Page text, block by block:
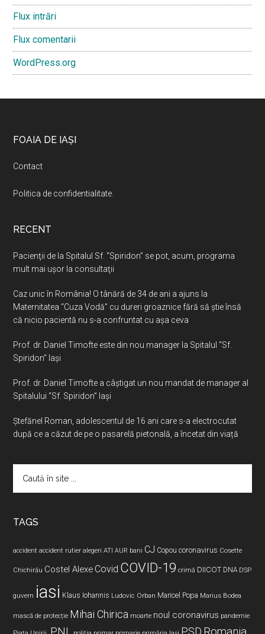
Flux intrări
Flux comentarii
WordPress.org
Footer
FOAIA DE IAȘI
Contact
Politica de confidentialitate
RECENT
Pacienţii de la Spitalul Sf. “Spiridon” se pot, acum, programa
mult mai uşor la consultaţii
Caz unic în România! O tânără de 34 de ani a ajuns la
Maternitatea “Cuza Vodă” cu dureri groaznice fără să ştie însă
că nicio pacientă nu s-a confruntat cu așa ceva
Prof. dr. Daniel Timofte este din nou manager la Spitalul “Sf.
Spiridon” Iaşi
Prof. dr. Daniel Timofte a câștigat un nou mandat de manager al
Spitalului “Sf. Spiridon” Iași
Ştefănel Roman, adolescentul de 16 ani care s-a electrocutat
după ce a căzut de pe o pasarelă pietonală, a încetat din viață
TAGS
accident accident rutier alegeri ATI AUR bani CJ Copou coronavirus Cosette
Chichirău Costel Alexe Covid COVID-19 crimă DIICOT DNA DSP
guvern iasi Klaus Iohannis Ludovic Orban Maricel Popa Marius Bodea
mască de protecție Mihai Chirica moarte noul coronavirus pandemie
PNL PSD